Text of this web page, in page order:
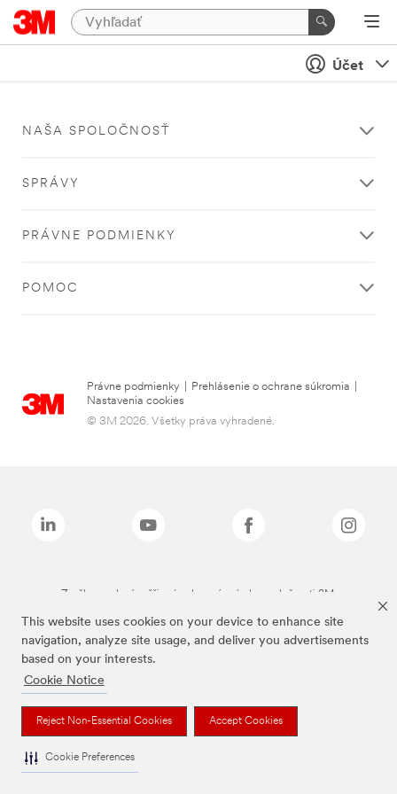
This website uses cookies on your device to enhance site
navigation, analyze site usage, and deliver you advertisements
based on your interests.
Cookie Notice
Reject Non-Essential Cookies Accept Cookies
Cookie Preferences
Účet
NAŠA SPOLOČNOSŤ
SPRÁVY
PRÁVNE PODMIENKY
POMOC
Právne podmienky Prehlásenie o ochrane súkromia
Nastavenia cookies
© 3M 2026. Všetky práva vyhradené.
Značky uvedené vyššie sú ochranné známky spoločnosti 3M.